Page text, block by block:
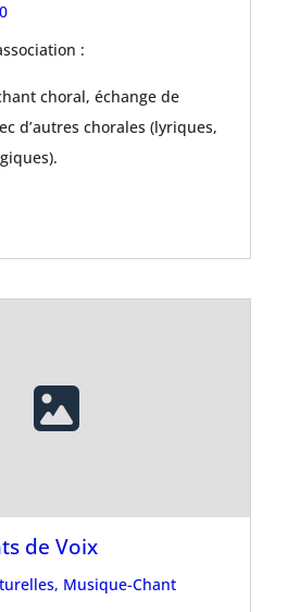
:
choral, échange de
d’autres chorales (lyriques,
de Voix
, Musique-Chant